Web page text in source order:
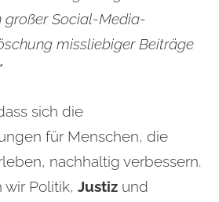
großer Social-Media-
missliebiger Beiträge
sich die
für Menschen, die
nachhaltig verbessern.
wir Politik, Justiz und